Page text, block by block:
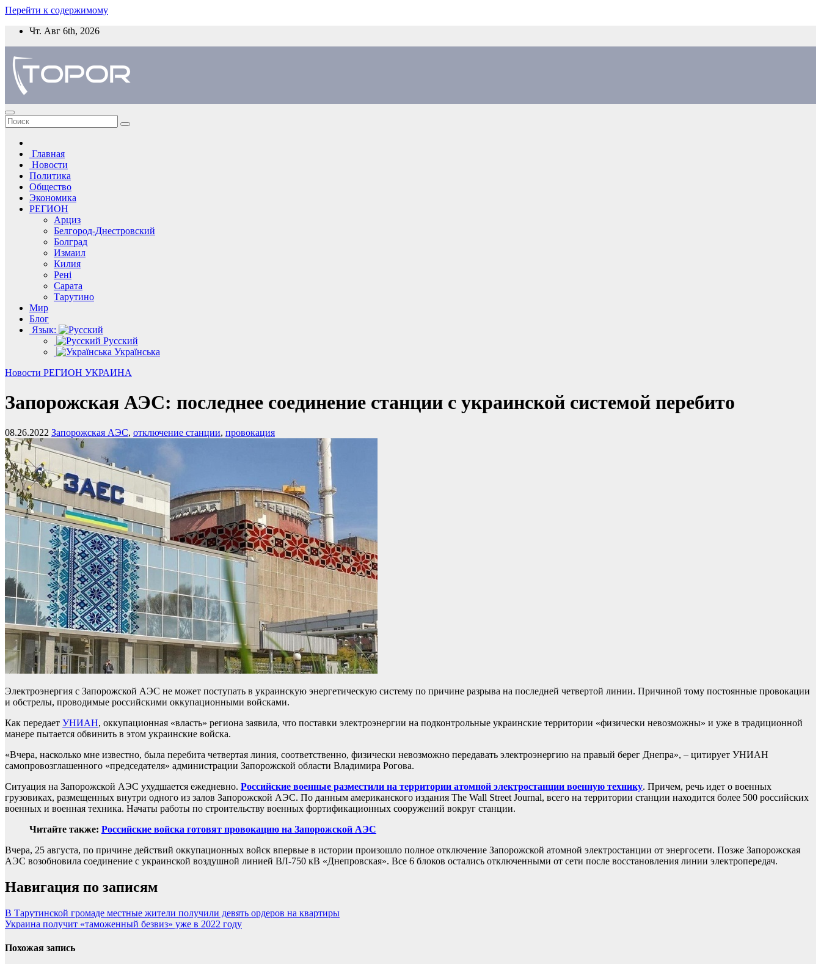
Перейти к содержимому
Чт. Авг 6th, 2026
Главная
Новости
Политика
Общество
Экономика
РЕГИОН
Арциз
Белгород-Днестровский
Болград
Измаил
Килия
Рені
Сарата
Тарутино
Мир
Блог
Язык:
Русский
Українська
Новости РЕГИОН УКРАИНА
Запорожская АЭС: последнее соединение станции с украинской системой перебито
08.26.2022 Запорожская АЭС, отключение станции, провокация
Электроэнергия с Запорожской АЭС не может поступать в украинскую энергетическую систему по причине разрыва на последней четвертой линии. Причиной тому постоянные провокации
и обстрелы, проводимые российскими оккупационными войсками.
Как передает УНИАН, оккупационная «власть» региона заявила, что поставки электроэнергии на подконтрольные украинские территории «физически невозможны» и уже в традиционной
манере пытается обвинить в этом украинские войска.
«Вчера, насколько мне известно, была перебита четвертая линия, соответственно, физически невозможно передавать электроэнергию на правый берег Днепра», – цитирует УНИАН
самопровозглашенного «председателя» администрации Запорожской области Владимира Рогова.
Ситуация на Запорожской АЭС ухудшается ежедневно. Российские военные разместили на территории атомной электростанции военную технику. Причем, речь идет о военных
грузовиках, размещенных внутри одного из залов Запорожской АЭС. По данным американского издания The Wall Street Journal, всего на территории станции находится более 500 российских
военных и военная техника. Начаты работы по строительству военных фортификационных сооружений вокруг станции.
Читайте также: Российские войска готовят провокацию на Запорожской АЭС
Вчера, 25 августа, по причине действий оккупационных войск впервые в истории произошло полное отключение Запорожской атомной электростанции от энергосети. Позже Запорожская
АЭС возобновила соединение с украинской воздушной линией ВЛ-750 кВ «Днепровская». Все 6 блоков остались отключенными от сети после восстановления линии электропередач.
Навигация по записям
В Тарутинской громаде местные жители получили девять ордеров на квартиры
Украина получит «таможенный безвиз» уже в 2022 году
Похожая запись